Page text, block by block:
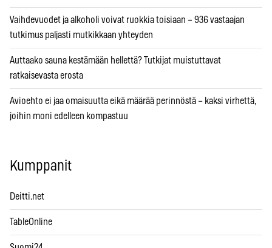
Vaihdevuodet ja alkoholi voivat ruokkia toisiaan – 936 vastaajan
tutkimus paljasti mutkikkaan yhteyden
Auttaako sauna kestämään hellettä? Tutkijat muistuttavat
ratkaisevasta erosta
Avioehto ei jaa omaisuutta eikä määrää perinnöstä – kaksi virhettä,
joihin moni edelleen kompastuu
Kumppanit
Deitti.net
TableOnline